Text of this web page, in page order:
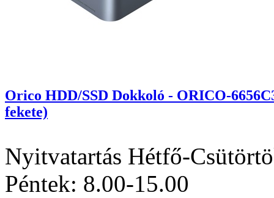
Orico HDD/SSD Dokkoló - ORICO-
fekete)
Nyitvatartás Hétfő-
Péntek: 8.00-15.00